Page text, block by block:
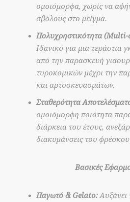
ομοιόμορφα, χωρίς να
σβόλους στο μείγμα.
Πολυχρηστικότητα
Ιδανικό για μια τεράστια
από την παρασκευή
τυροκομικών μέχρι την
και αρτοσκευασμάτων.
Σταθερότητα
ομοιόμορφη ποιότητα
διάρκεια του έτους,
διακυμάνσεις του
Βασικές
Παγωτό & Gelato:Αυξάνει